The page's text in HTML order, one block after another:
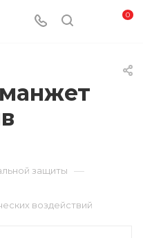
0
защиты —
воздействий